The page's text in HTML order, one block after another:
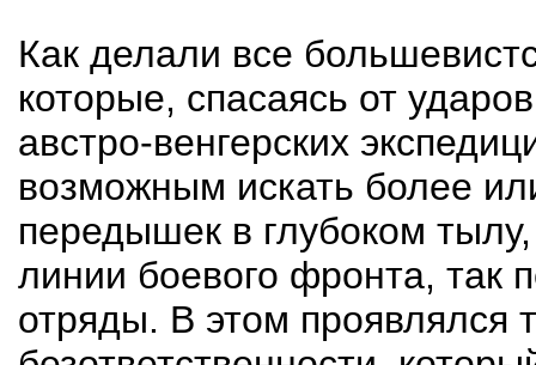
Как делали все
которые, спасаясь от
австро-венгерских
возможным искать более
передышек в глубоком
линии боевого фронта, так
отряды. В этом проявлялся